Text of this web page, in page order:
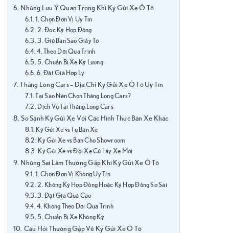
Những Lưu Ý Quan Trọng Khi Ký Gửi Xe Ô Tô
1. Chọn Đơn Vị Uy Tín
2. Đọc Kỹ Hợp Đồng
3. Giữ Bản Sao Giấy Tờ
4. Theo Dõi Quá Trình
5. Chuẩn Bị Xe Kỹ Lưỡng
6. Đặt Giá Hợp Lý
Thăng Long Cars – Địa Chỉ Ký Gửi Xe Ô Tô Uy Tín
Tại Sao Nên Chọn Thăng Long Cars?
Dịch Vụ Tại Thăng Long Cars
So Sánh Ký Gửi Xe Với Các Hình Thức Bán Xe Khác
Ký Gửi Xe vs Tự Bán Xe
Ký Gửi Xe vs Bán Cho Showroom
Ký Gửi Xe vs Đổi Xe Cũ Lấy Xe Mới
Những Sai Lầm Thường Gặp Khi Ký Gửi Xe Ô Tô
1. Chọn Đơn Vị Không Uy Tín
2. Không Ký Hợp Đồng Hoặc Ký Hợp Đồng Sơ Sài
3. Đặt Giá Quá Cao
4. Không Theo Dõi Quá Trình
5. Chuẩn Bị Xe Không Kỹ
Câu Hỏi Thường Gặp Về Ký Gửi Xe Ô Tô